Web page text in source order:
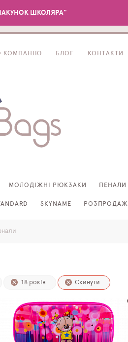
ШКОЛЯРА"
КОМПАНІЮ БЛОГ КОНТАКТИ
МОЛОДІЖНІ РЮКЗАКИ ПЕНАЛИ
SKYNAME РОЗПРОДАЖ
18 років Скинути